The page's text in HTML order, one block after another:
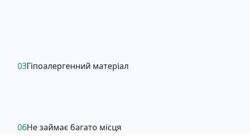
03Гіпоалергенний матеріал
06Не займає багато місця